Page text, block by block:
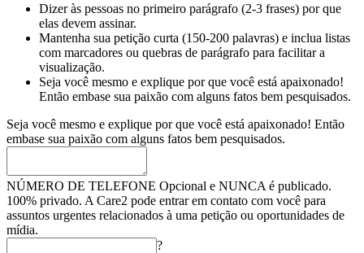
Dizer às pessoas no primeiro parágrafo (2-3 frases) por que
elas devem assinar.
Mantenha sua petição curta (150-200 palavras) e inclua listas
com marcadores ou quebras de parágrafo para facilitar a
visualização.
Seja você mesmo e explique por que você está apaixonado!
Então embase sua paixão com alguns fatos bem pesquisados.
Seja você mesmo e explique por que você está apaixonado! Então
embase sua paixão com alguns fatos bem pesquisados.
NÚMERO DE TELEFONE Opcional e NUNCA é publicado.
100% privado. A Care2 pode entrar em contato com você para
assuntos urgentes relacionados à uma petição ou oportunidades de
mídia.
?